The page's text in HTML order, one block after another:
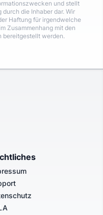
und stellt
die Inhaber dar. Wir
Haftung für irgendwelche
Zusammenhang mit den
bereitgestellt werden.